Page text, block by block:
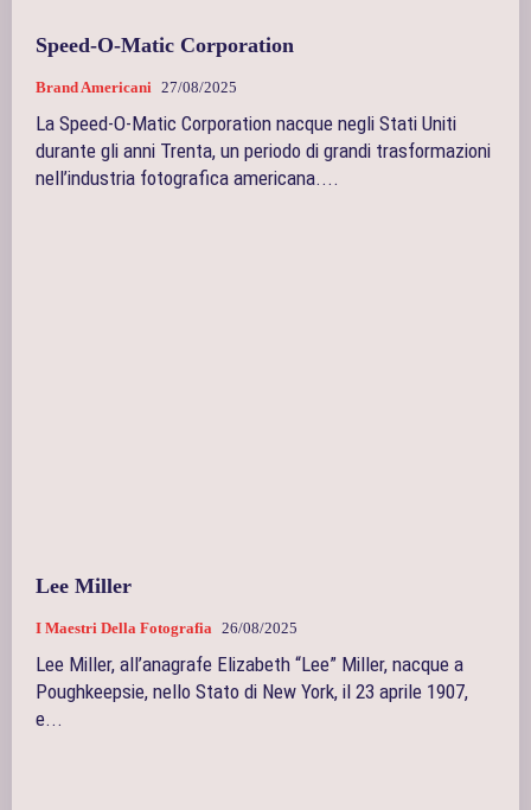
Speed-O-Matic Corporation
Brand Americani 27/08/2025
La Speed-O-Matic Corporation nacque negli Stati Uniti
durante gli anni Trenta, un periodo di grandi trasformazioni
nell’industria fotografica americana....
Lee Miller
I Maestri Della Fotografia 26/08/2025
Lee Miller, all’anagrafe Elizabeth “Lee” Miller, nacque a
Poughkeepsie, nello Stato di New York, il 23 aprile 1907,
e...